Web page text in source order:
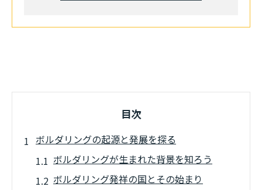
目次
ボルダリングの起源と発展を探る
ボルダリングが生まれた背景を知ろう
ボルダリング発祥の国とその始まり